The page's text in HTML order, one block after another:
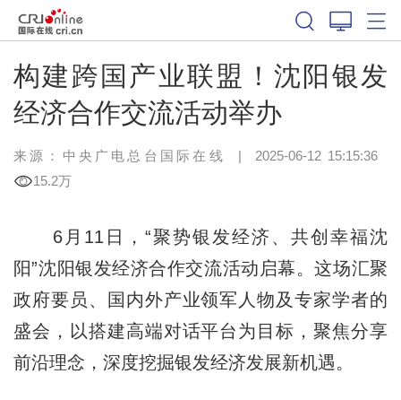
构建跨国产业联盟！沈阳银发
经济合作交流活动举办
来源：中央广电总台国际在线 | 2025-06-12 15:15:36
15.2万
6月11日，“聚势银发经济、共创幸福沈
阳”沈阳银发经济合作交流活动启幕。这场汇聚
政府要员、国内外产业领军人物及专家学者的
盛会，以搭建高端对话平台为目标，聚焦分享
前沿理念，深度挖掘银发经济发展新机遇。